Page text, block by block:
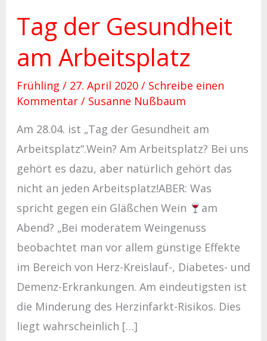
Tag der Gesundheit
am Arbeitsplatz
Frühling / 27. April 2020 / Schreibe einen
Kommentar / Susanne Nußbaum
Am 28.04. ist „Tag der Gesundheit am
Arbeitsplatz“.Wein? Am Arbeitsplatz? Bei uns
gehört es dazu, aber natürlich gehört das
nicht an jeden Arbeitsplatz!ABER: Was
spricht gegen ein Gläßchen Wein
am
Abend? „Bei moderatem Weingenuss
beobachtet man vor allem günstige Effekte
im Bereich von Herz-Kreislauf-, Diabetes- und
Demenz-Erkrankungen. Am eindeutigsten ist
die Minderung des Herzinfarkt-Risikos. Dies
liegt wahrscheinlich […]